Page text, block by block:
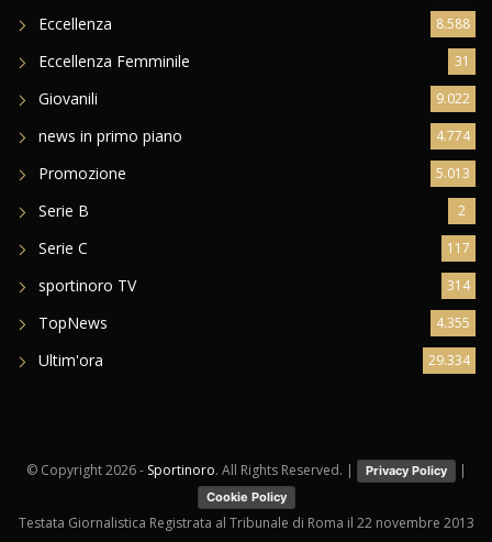
Eccellenza 8.588
Eccellenza Femminile 31
Giovanili 9.022
news in primo piano 4.774
Promozione 5.013
Serie B 2
Serie C 117
sportinoro TV 314
TopNews 4.355
Ultim'ora 29.334
© Copyright2026 - Sportinoro. All Rights Reserved. | Privacy Policy
Cookie Policy
Testata Giornalistica Registrata al Tribunale di Roma il 22 novembre 2013